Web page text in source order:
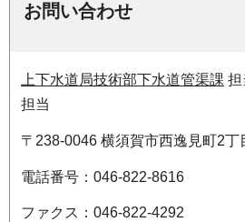
お問い合わせ
上下水道局技術部下水道管渠課 担
担当
〒238-0046 横須賀市西逸見町2
電話番号：046-822-8616
ファクス：046-822-4292